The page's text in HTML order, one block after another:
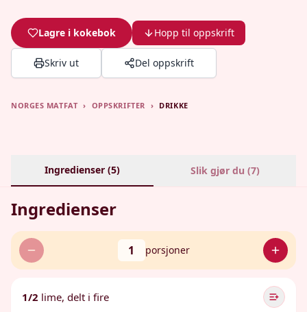
Lagre i kokebok Hopp til oppskrift
Skriv ut Del oppskrift
NORGES MATFAT › OPPSKRIFTER › DRIKKE
Ingredienser (5) Slik gjør du (7)
Ingredienser
1 porsjoner
1/2 lime, delt i fire